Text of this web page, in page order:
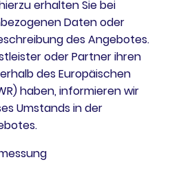
erhalten Sie bei
Daten oder
des Angebotes.
oder Partner ihren
des Europäischen
haben, informieren wir
Umstands in der